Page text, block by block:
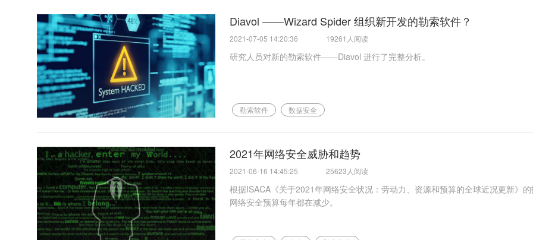
Diavol ——Wizard Spider 组织新开发的勒索软件？
2021-07-05 14:20:36 19261人阅读
研究人员对新的勒索软件——Diavol 进行了完整分析。
勒索软件 数据安全
2021年网络安全威胁和趋势
2021-06-16 14:45:25 25623人阅读
根据ISACA《关于2021年网络安全状况：劳动力、资源和预算的全球近况更新》
网络安全预算每年都在减少。